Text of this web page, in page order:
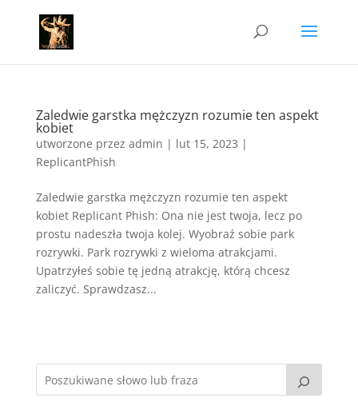
Zaledwie garstka mężczyzn rozumie ten aspekt
kobiet
utworzone przez admin | lut 15, 2023 |
ReplicantPhish
Zaledwie garstka mężczyzn rozumie ten aspekt
kobiet Replicant Phish: Ona nie jest twoja, lecz po
prostu nadeszła twoja kolej. Wyobraź sobie park
rozrywki. Park rozrywki z wieloma atrakcjami.
Upatrzyłeś sobie tę jedną atrakcję, którą chcesz
zaliczyć. Sprawdzasz...